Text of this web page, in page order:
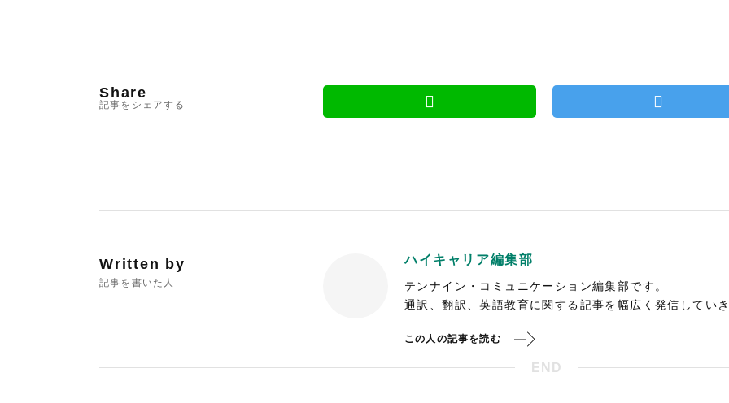
Share
記事をシェアする
Written by
記事を書いた人
ハイキャリア編集部
テンナイン・コミュニケーション編集部です。
通訳、翻訳、英語教育に関する記事を幅広く発信してい
この人の記事を読む
END